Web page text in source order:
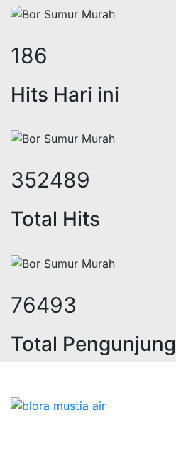
229
Hits Hari ini
437769
Total Hits
95074
Total Pengunjung